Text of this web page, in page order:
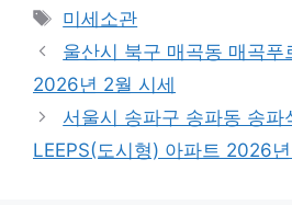
Tags
미세소관
울산시 북구 매곡동 매곡푸
2026년 2월 시세
서울시 송파구 송파동 송파
LEEPS(도시형) 아파트 2026